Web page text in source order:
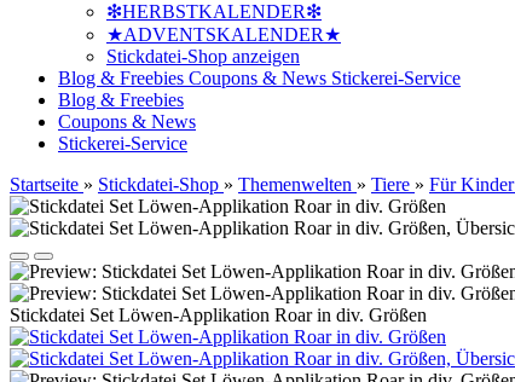
❇HERBSTKALENDER❇
★ADVENTSKALENDER★
Stickdatei-Shop anzeigen
Blog & Freebies Coupons & News Stickerei-Service
Blog & Freebies
Coupons & News
Stickerei-Service
Startseite » Stickdatei-Shop » Themenwelten » Tiere » Für Kinder
Stickdatei Set Löwen-Applikation Roar in div. Größen